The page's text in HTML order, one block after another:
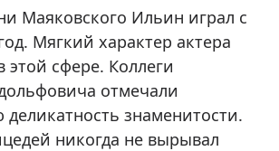
Маяковского Ильин играл с
Мягкий характер актера
этой сфере. Коллеги
отмечали
знаменитости.
никогда не вырывал